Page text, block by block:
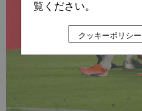
覧ください。
クッキーポリシー